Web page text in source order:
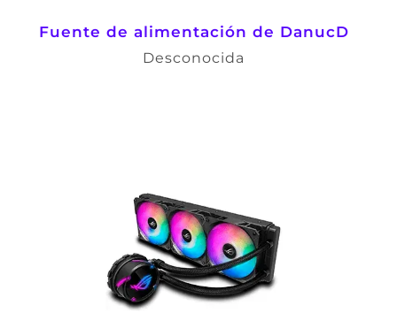
Fuente de alimentación de DanucD
Desconocida